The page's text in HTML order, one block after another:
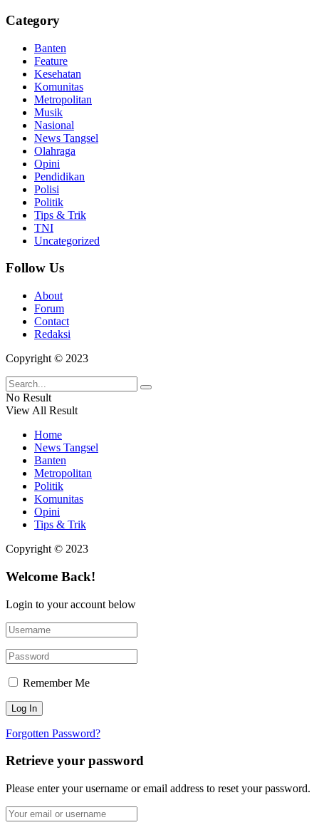
Category
Banten
Feature
Kesehatan
Komunitas
Metropolitan
Musik
Nasional
News Tangsel
Olahraga
Opini
Pendidikan
Polisi
Politik
Tips & Trik
TNI
Uncategorized
Follow Us
About
Forum
Contact
Redaksi
Copyright © 2023
No Result
View All Result
Home
News Tangsel
Banten
Metropolitan
Politik
Komunitas
Opini
Tips & Trik
Copyright © 2023
Welcome Back!
Login to your account below
Remember Me
Forgotten Password?
Retrieve your password
Please enter your username or email address to reset your password.